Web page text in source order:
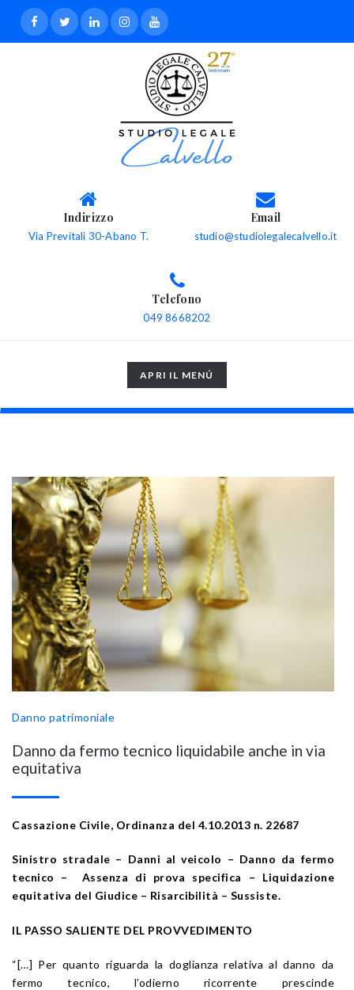
Indirizzo
Via Previtali 30-Abano T.
Email
studio@studiolegalecalvello.it
Telefono
049 8668202
TOGGLE
NAVIGATION
APRI IL MENÚ
Danno patrimoniale
Danno da fermo tecnico liquidabile anche in via
equitativa
Cassazione Civile, Ordinanza del 4.10.2013 n. 22687
Sinistro stradale – Danni al veicolo – Danno da fermo
tecnico – Assenza di prova specifica – Liquidazione
equitativa del Giudice – Risarcibilità – Sussiste.
IL PASSO SALIENTE DEL PROVVEDIMENTO
“[…] Per quanto riguarda la doglianza relativa al danno da
fermo tecnico, l’odierno ricorrente prescinde